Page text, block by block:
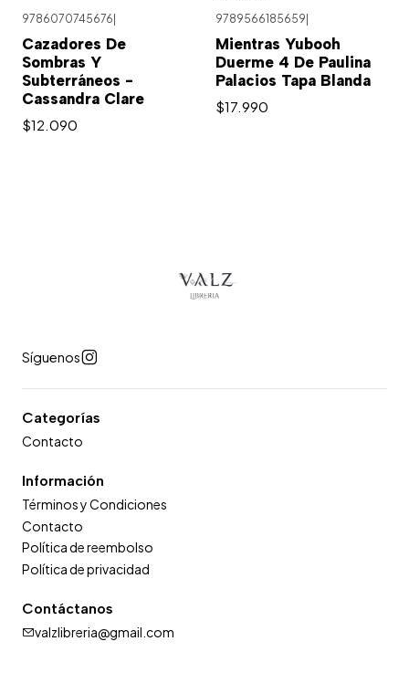
9786070745676|
Cazadores De
Sombras Y
Subterráneos -
Cassandra Clare
$12.090
9789566185659|
Mientras Yubooh
Duerme 4 De Paulina
Palacios Tapa Blanda
$17.990
Síguenos
Categorías
Contacto
Información
Términos y Condiciones
Contacto
Política de reembolso
Política de privacidad
Contáctanos
valzlibreria@gmail.com